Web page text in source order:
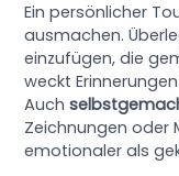
Ein persönlicher
ausmachen.
einzufügen, die
weckt
Auch
Zeichnungen oder
emotionaler als